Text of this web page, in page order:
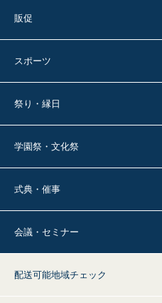
販促
スポーツ
祭り・縁日
学園祭・文化祭
式典・催事
会議・セミナー
配送可能地域チェック